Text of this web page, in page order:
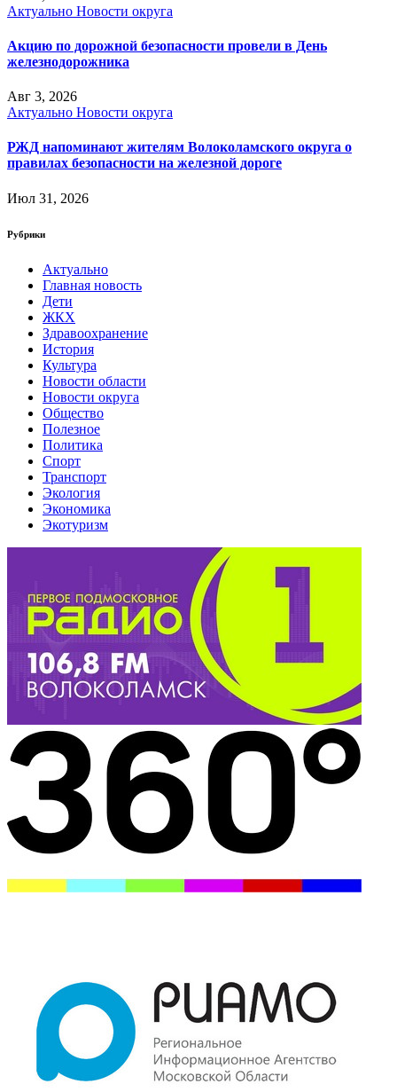
Актуально Новости округа
Акцию по дорожной безопасности провели в День
железнодорожника
Авг 3, 2026
Актуально Новости округа
РЖД напоминают жителям Волоколамского округа о
правилах безопасности на железной дороге
Июл 31, 2026
Рубрики
Актуально
Главная новость
Дети
ЖКХ
Здравоохранение
История
Культура
Новости области
Новости округа
Общество
Полезное
Политика
Спорт
Транспорт
Экология
Экономика
Экотуризм